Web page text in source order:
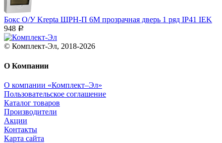
Бокс О/У Krepta ЩРН-П 6М прозрачная дверь 1 ряд IP41 IEK
948 Р
© Комплект-Эл, 2018-2026
О Компании
О компании «Комплект–Эл»
Пользовательское соглашение
Каталог товаров
Производители
Акции
Контакты
Карта сайта